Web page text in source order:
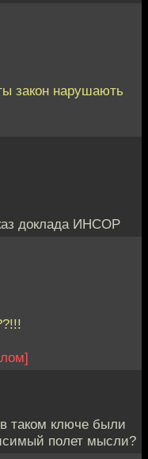
закон нарушають
доклада ИНСОР
таком ключе были
полет мысли?